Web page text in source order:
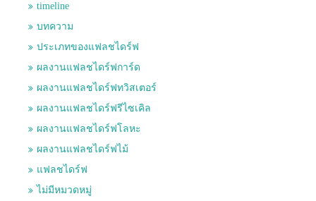
timeline
บทความ
ประเภทของแฟลชไดร์ฟ
ผลงานแฟลชไดร์ฟการ์ด
ผลงานแฟลชไดร์ฟทวิสเตอร์
ผลงานแฟลชไดร์ฟรีไซเคิล
ผลงานแฟลชไดร์ฟโลหะ
ผลงานแฟลชไดร์ฟไม้
แฟลชไดร์ฟ
ไม่มีหมวดหมู่